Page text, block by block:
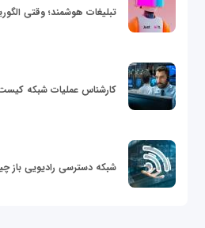
تبلیغات هوشمند؛ وقتی
کارشناس عملیات شبکه
شبکه دسترسی رادیویی باز